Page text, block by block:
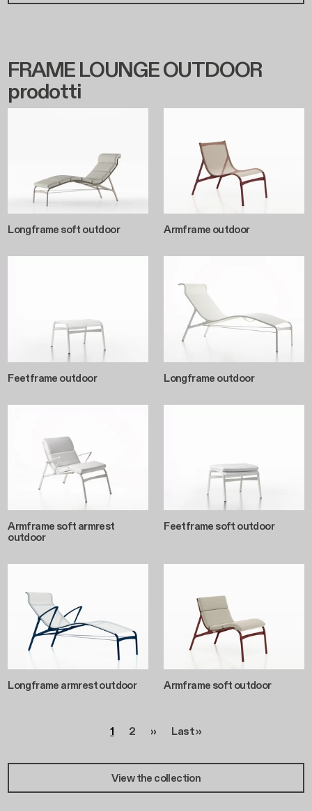
FRAME LOUNGE OUTDOOR
prodotti
Longframe soft outdoor Armframe outdoor
Feetframe outdoor Longframe outdoor
Armframe soft armrest
outdoor
Feetframe soft outdoor
Longframe armrest outdoor Armframe soft outdoor
Pagina
1 Pagina
2 Pagina successiva
›› Ultima pagina
Last »
View the collection